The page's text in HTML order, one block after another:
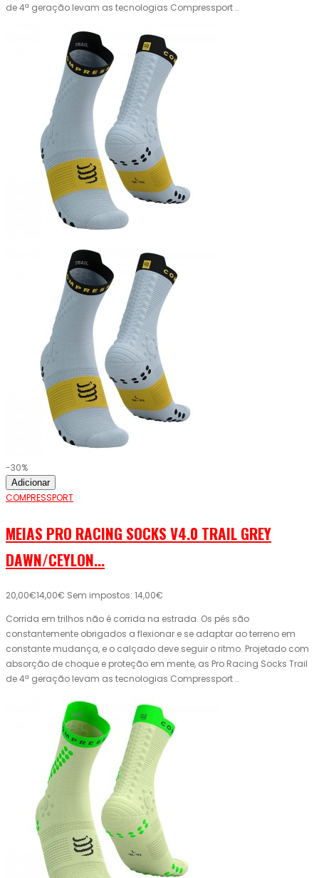
de 4ª geração levam as tecnologias Compressport ..
-30%
Adicionar
COMPRESSPORT
MEIAS PRO RACING SOCKS V4.0 TRAIL GREY
DAWN/CEYLON...
20,00€14,00€ Sem impostos: 14,00€
Corrida em trilhos não é corrida na estrada. Os pés são
constantemente obrigados a flexionar e se adaptar ao terreno em
constante mudança, e o calçado deve seguir o ritmo. Projetado com
absorção de choque e proteção em mente, as Pro Racing Socks Trail
de 4ª geração levam as tecnologias Compressport ..